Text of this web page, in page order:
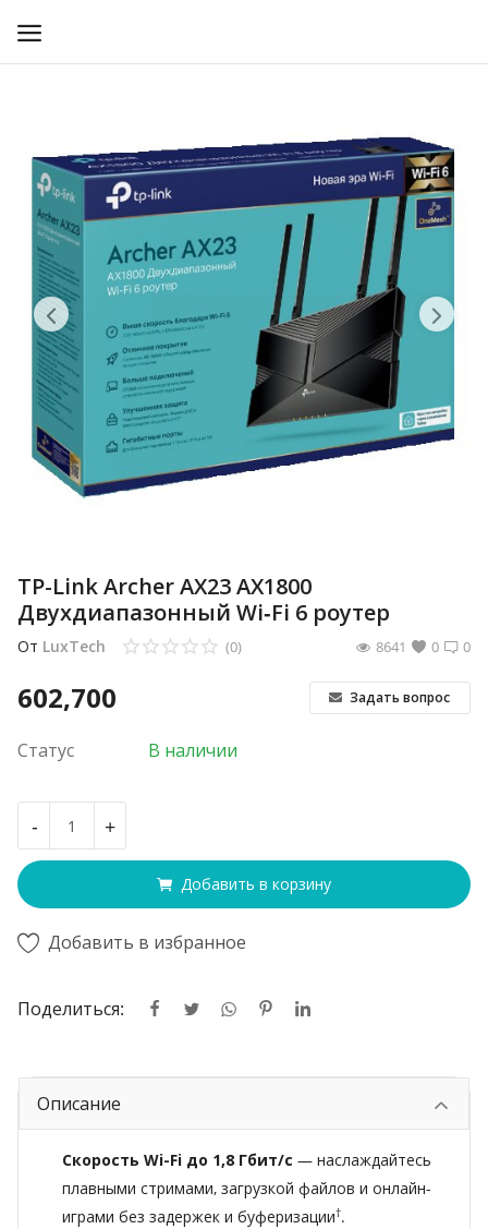
РЕШЕНИЯ ДЛЯ ДОМА
ДЛЯ БИЗНЕСА
ДЛЯ ОПЕРАТОРОВ СВЯЗИ
Прочее
Избранное
Контакты
Войти
Регистрация
TP-Link Archer AX23 AX1800
Двухдиапазонный Wi‑Fi 6 роутер
От LuxTech 0
(0) 0
8641
602,700 Задать вопрос
Статус В наличии
- +
Добавить в корзину
Добавить в избранное
Поделиться:
Описание
Скорость Wi-Fi до 1,8 Гбит/с — наслаждайтесь
плавными стримами, загрузкой файлов и онлайн-
играми без задержек и буферизации†.